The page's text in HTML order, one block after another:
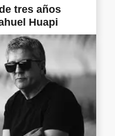
tres años
Huapi